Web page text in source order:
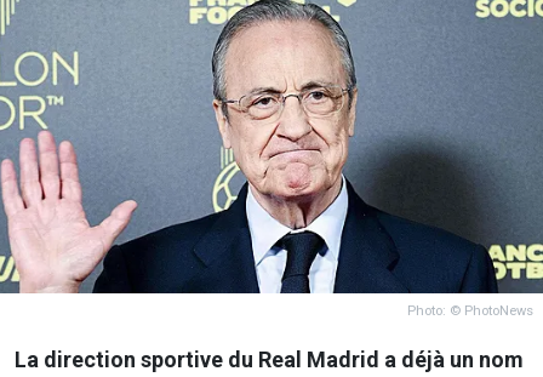
Photo: © PhotoNews
La direction sportive du Real Madrid a déjà un nom